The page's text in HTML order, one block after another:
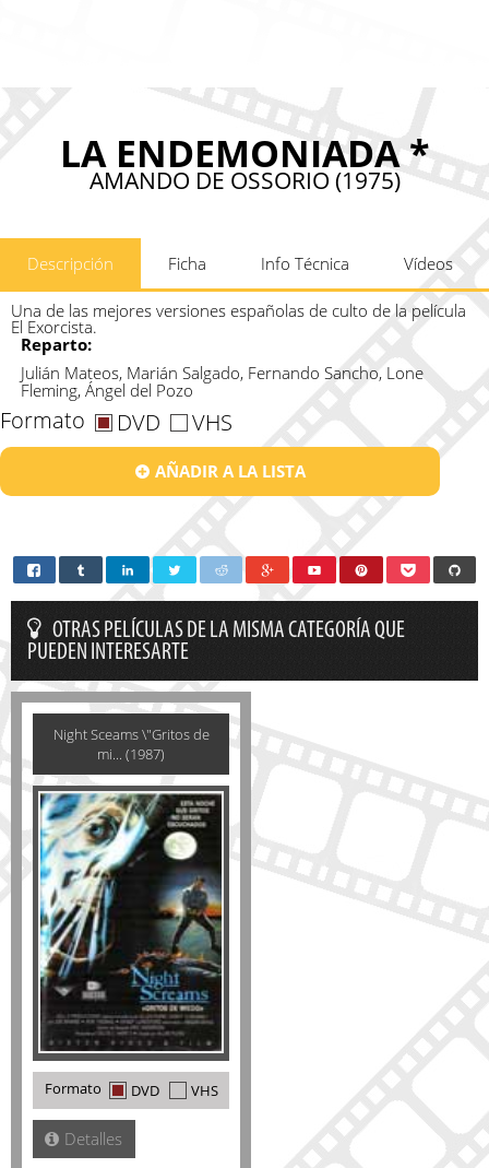
LA ENDEMONIADA *
AMANDO DE OSSORIO (1975)
Descripción Ficha Info Técnica Vídeos
Una de las mejores versiones españolas de culto de la película
El Exorcista.
Reparto:
Julián Mateos, Marián Salgado, Fernando Sancho, Lone
Fleming, Ángel del Pozo
Formato DVD VHS
AÑADIR A LA LISTA
OTRAS PELÍCULAS DE LA MISMA CATEGORÍA QUE
PUEDEN INTERESARTE
Night Sceams \"Gritos de
mi... (1987)
Formato DVD VHS
Detalles